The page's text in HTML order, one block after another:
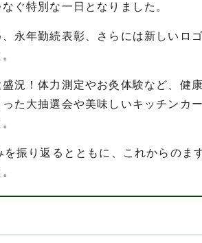
ぐ特別な一日となりました。
永年勤続表彰、さらには新しいロ
況！体力測定やお灸体験など、健
た大抽選会や美味しいキッチンカ
振り返るとともに、これからのま